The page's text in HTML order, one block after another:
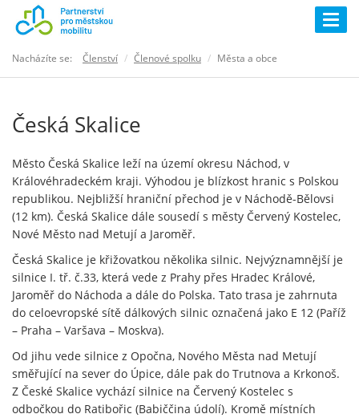
Nacházíte se: Členství Členové spolku Města a obce
Česká Skalice
Město Česká Skalice leží na území okresu Náchod, v
Královéhradeckém kraji. Výhodou je blízkost hranic s Polskou
republikou. Nejbližší hraniční přechod je v Náchodě-Bělovsi
(12 km). Česká Skalice dále sousedí s městy Červený Kostelec,
Nové Město nad Metují a Jaroměř.
Česká Skalice je křižovatkou několika silnic. Nejvýznamnější je
silnice I. tř. č.33, která vede z Prahy přes Hradec Králové,
Jaroměř do Náchoda a dále do Polska. Tato trasa je zahrnuta
do celoevropské sítě dálkových silnic označená jako E 12 (Paříž
– Praha – Varšava – Moskva).
Od jihu vede silnice z Opočna, Nového Města nad Metují
směřující na sever do Úpice, dále pak do Trutnova a Krkonoš.
Z České Skalice vychází silnice na Červený Kostelec s
odbočkou do Ratibořic (Babiččina údolí). Kromě místních